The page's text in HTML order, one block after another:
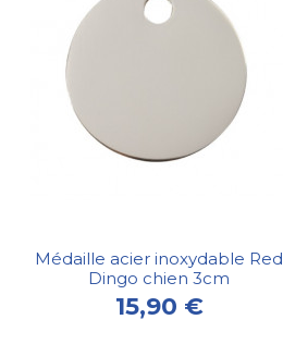
Médaille acier inoxydable Red
Dingo chien 3cm
15,90 €